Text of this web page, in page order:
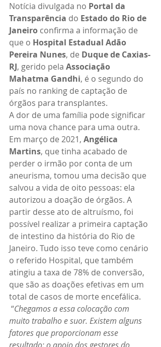
Notícia divulgada no Portal da
Transparência do Estado do Rio de
Janeiro confirma a informação de
que o Hospital Estadual Adão
Pereira Nunes, de Duque de Caxias-
RJ, gerido pela Associação
Mahatma Gandhi, é o segundo do
país no ranking de captação de
órgãos para transplantes.
A dor de uma família pode significar
uma nova chance para uma outra.
Em março de 2021, Angélica
Martins, que tinha acabado de
perder o irmão por conta de um
aneurisma, tomou uma decisão que
salvou a vida de oito pessoas: ela
autorizou a doação de órgãos. A
partir desse ato de altruísmo, foi
possível realizar a primeira captação
de intestino da história do Rio de
Janeiro. Tudo isso teve como cenário
o referido Hospital, que também
atingiu a taxa de 78% de conversão,
que são as doações efetivas em um
total de casos de morte encefálica.
“Chegamos a essa colocação com
muito trabalho e suor. Existem alguns
fatores que proporcionam esse